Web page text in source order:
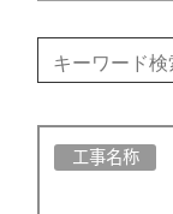
工事名称